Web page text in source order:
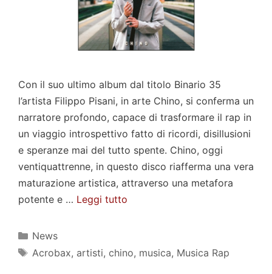
Con il suo ultimo album dal titolo Binario 35
l’artista Filippo Pisani, in arte Chino, si conferma un
narratore profondo, capace di trasformare il rap in
un viaggio introspettivo fatto di ricordi, disillusioni
e speranze mai del tutto spente. Chino, oggi
ventiquattrenne, in questo disco riafferma una vera
maturazione artistica, attraverso una metafora
potente e … Leggi tutto
Categorie
News
Tag
Acrobax, artisti, chino, musica, Musica Rap